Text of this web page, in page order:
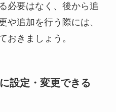
必要はなく、後から追
や追加を行う際には、
おきましょう。
設定・変更できる